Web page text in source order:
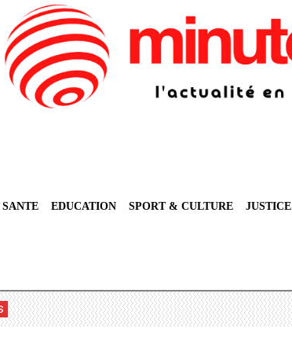
SANTE EDUCATION SPORT & CULTURE JUSTICE